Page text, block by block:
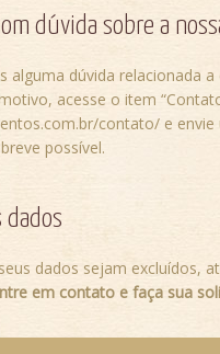
dúvida sobre a
alguma dúvida relacionada
acesse o item
contato/ e
possível.
dados
dados sejam excluídos,
em contato e faça sua